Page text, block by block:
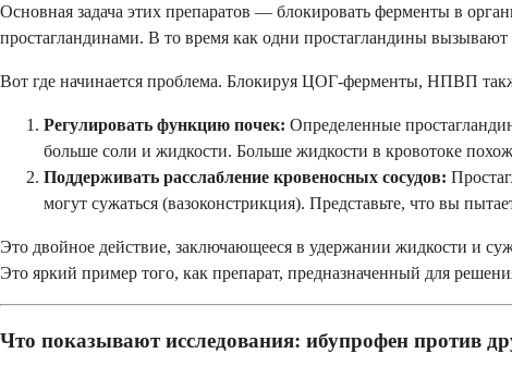
Основная задача этих препаратов — блокировать ферменты в
простагландинами. В то время как одни простагландины
Вот где начинается проблема. Блокируя ЦОГ-ферменты, НПВП
Регулировать функцию почек: Определенные
больше соли и жидкости. Больше жидкости в кровотоке
Поддерживать расслабление кровеносных сосудов:
могут сужаться (вазоконстрикция). Представьте, что вы
Это двойное действие, заключающееся в удержании жидкости и
Это яркий пример того, как препарат, предназначенный для
Что показывают исследования: ибупрофен против